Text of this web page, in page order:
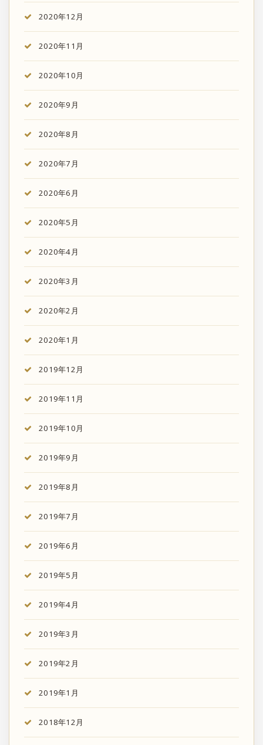
2020年12月
2020年11月
2020年10月
2020年9月
2020年8月
2020年7月
2020年6月
2020年5月
2020年4月
2020年3月
2020年2月
2020年1月
2019年12月
2019年11月
2019年10月
2019年9月
2019年8月
2019年7月
2019年6月
2019年5月
2019年4月
2019年3月
2019年2月
2019年1月
2018年12月